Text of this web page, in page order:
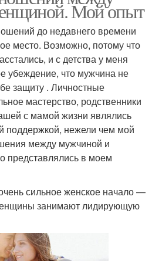
Мой опыт
до недавнего времени
место. Возможно, потому что
и с детства у меня
убеждение, что мужчина не
защиту . Личностные
мастерство, родственники
с мамой жизни являлись
поддержкой, нежели чем мой
между мужчиной и
в моем
сильное женское начало —
занимают лидирующую